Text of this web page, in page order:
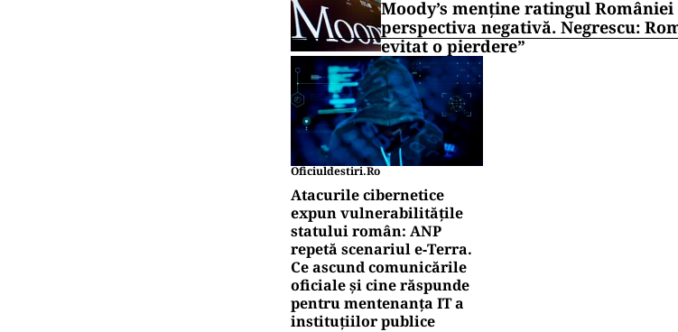
Moody’s menține ratingul
perspectiva negativă. Negrescu:
evitat o pierdere”
Oficiuldestiri.ro
Atacurile cibernetice
expun vulnerabilitățile
statului român: ANP
repetă scenariul e‑Terra.
Ce ascund comunicările
oficiale și cine răspunde
pentru mentenanța IT a
instituțiilor publice